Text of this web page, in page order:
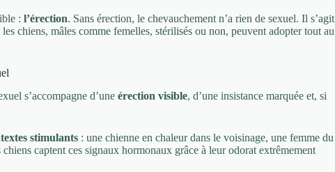
: l’érection. Sans érection, le chevauchement n’a rien de sexuel. Il s’agit
chiens, mâles comme femelles, stérilisés ou non, peuvent adopter tout au
s’accompagne d’une érection visible, d’une insistance marquée et, si
stimulants : une chienne en chaleur dans le voisinage, une femme du
captent ces signaux hormonaux grâce à leur odorat extrêmement